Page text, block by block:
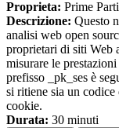
Proprieta: Prime Parti
Descrizione: Questo
analisi web open
proprietari di siti Web
misurare le
prefisso _pk_ses è
si ritiene sia un
cookie.
Durata: 30 minuti